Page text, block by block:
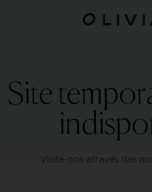
Site
Visite-nos através das